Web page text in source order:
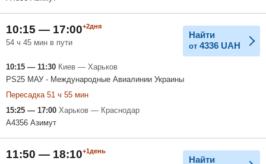
10:15 — 17:00+2дня
54 ч 45 мин в пути
Найти
от 4336 UAH
10:15 — 11:30 Киев — Харьков
PS25 МАУ - Международные Авиалинии Украины
Пересадка 51 ч 55 мин
15:25 — 17:00 Харьков — Краснодар
A4356 Азимут
11:50 — 18:10+1день
Найти